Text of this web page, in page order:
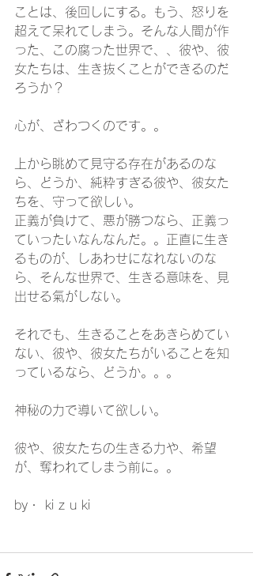
ことは、後回しにする。もう、怒りを
超えて呆れてしまう。そんな人間が作
った、この腐った世界で、、彼や、彼
女たちは、生き抜くことができるのだ
ろうか？
心が、ざわつくのです。。
上から眺めて見守る存在があるのな
ら、どうか、純粋すぎる彼や、彼女た
ちを、守って欲しい。
正義が負けて、悪が勝つなら、正義っ
ていったいなんなんだ。。正直に生き
るものが、しあわせになれないのな
ら、そんな世界で、生きる意味を、見
出せる氣がしない。
それでも、生きることをあきらめてい
ない、彼や、彼女たちがいることを知
っているなら、どうか。。。
神秘の力で導いて欲しい。
彼や、彼女たちの生きる力や、希望
が、奪われてしまう前に。。
by・ ki z u ki